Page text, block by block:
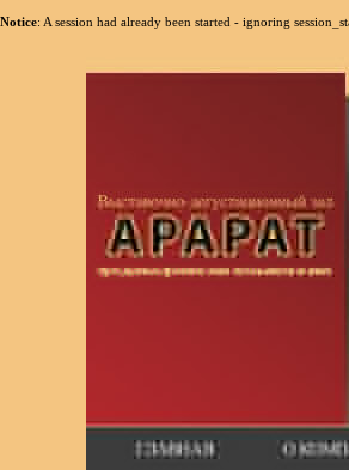
Notice: A session had already been started - ignoring